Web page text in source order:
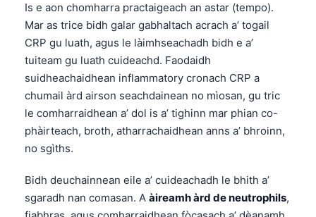
Is e aon chomharra practaigeach an astar (tempo).
Mar as trice bidh galar gabhaltach acrach a’ togail
CRP gu luath, agus le làimhseachadh bidh e a’
tuiteam gu luath cuideachd. Faodaidh
suidheachaidhean inflammatory cronach CRP a
chumail àrd airson seachdainean no mìosan, gu tric
le comharraidhean a’ dol is a’ tighinn mar phian co-
phàirteach, broth, atharrachaidhean anns a’ bhroinn,
no sgìths.
Bidh deuchainnean eile a’ cuideachadh le bhith a’
sgaradh nan comasan. A àireamh àrd de neutrophils,